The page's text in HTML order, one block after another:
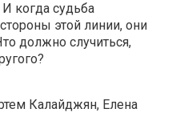
когда судьба
этой линии, они
должно случиться,
Калайджян, Елена